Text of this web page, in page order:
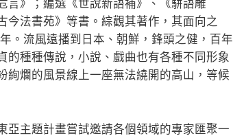
今法書苑》等書。綜觀其著作，其面向之
。流風遠播到日本、朝鮮，鋒頭之健，百年
的種種傳說，小說、戲曲也有各種不同形象
絢爛的風景線上一座無法繞開的高山，等候
亞主題計畫嘗試邀請各個領域的專家匯聚一